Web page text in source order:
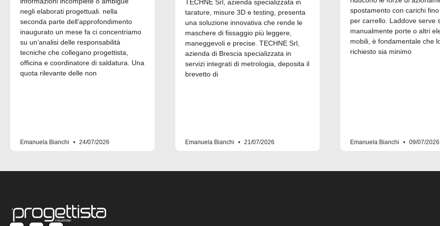
negli elaborati progettuali. nella
seconda parte dell’approfondimento
inaugurato un mese fa ci concentriamo
su un’analisi delle responsabilità
tecniche che collegano progettista,
officina e coordinatore di saldatura. Una
quota rilevante delle non
Emanuela Bianchi 24/07/2026
TECHNE Srl, azienda specializzata in
tarature, misure 3D e testing, presenta
una soluzione innovativa che rende le
maschere di fissaggio più leggere,
maneggevoli e precise. TECHNE Srl,
azienda di Brescia specializzata in
servizi integrati di metrologia, deposita il
brevetto di
Emanuela Bianchi 21/07/2026
spostamento con carichi
per carrello. Laddove serve
manualmente porte o altri
mobili, è fondamentale che
richiesto sia minimo
Emanuela Bianchi 09/07/2026